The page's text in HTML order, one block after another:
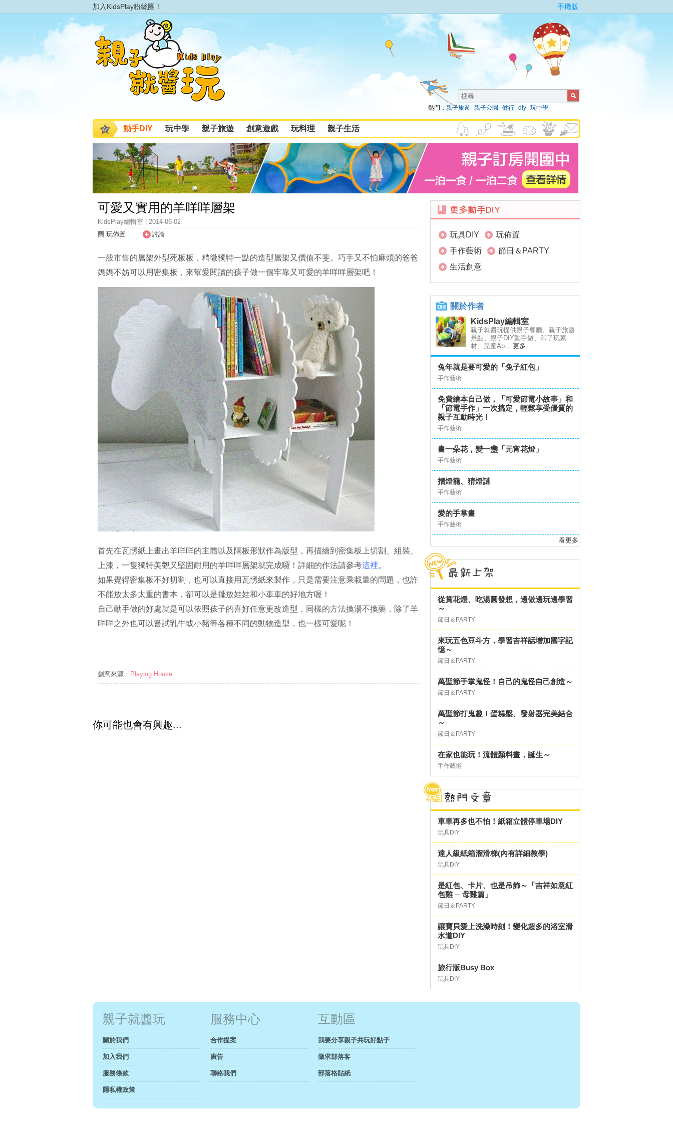
加入KidsPlay粉絲團！ 手機版
熱門： 親子旅遊 親子公園 健行 diy 玩中學
動手DIY 玩中學 親子旅遊 創意遊戲 玩料理 親子生活
可愛又實用的羊咩咩層架
KidsPlay編輯室 | 2014-06-02
玩佈置
討論
一般市售的層架外型死板板，稍微獨特一點的造型層架又價值不斐。巧手又不怕麻煩的爸爸
媽媽不妨可以用密集板，來幫愛閱讀的孩子做一個牢靠又可愛的羊咩咩層架吧！
首先在瓦愣紙上畫出羊咩咩的主體以及隔板形狀作為版型，再描繪到密集板上切割、組裝、
上漆，一隻獨特美觀又堅固耐用的羊咩咩層架就完成囉！詳細的作法請參考這裡。
如果覺得密集板不好切割，也可以直接用瓦愣紙來製作，只是需要注意乘載量的問題，也許
不能放太多太重的書本，卻可以是擺放娃娃和小車車的好地方喔！
自己動手做的好處就是可以依照孩子的喜好任意更改造型，同樣的方法換湯不換藥，除了羊
咩咩之外也可以嘗試乳牛或小豬等各種不同的動物造型，也一樣可愛呢！
創意來源： Playing House
你可能也會有興趣...
玩具DIY
玩佈置
手作藝術
節日＆PARTY
生活創意
關於作者
KidsPlay編輯室
親子就醬玩提供親子餐廳、親子旅遊
景點、親子DIY動手做、印了玩素
材、兒童Ap... 更多
兔年就是要可愛的「兔子紅包」
手作藝術
免費繪本自己做，「可愛節電小故事」和
「節電手作」一次搞定，輕鬆享受優質的
親子互動時光！
手作藝術
畫一朵花，變一盞「元宵花燈」
手作藝術
摺燈籠、猜燈謎
手作藝術
愛的手掌畫
手作藝術
看更多
從賞花燈、吃湯圓發想，邊做邊玩邊學習
～
節日＆PARTY
來玩五色豆斗方，學習吉祥話增加國字記
憶～
節日＆PARTY
萬聖節手掌鬼怪！自己的鬼怪自己創造～
節日＆PARTY
萬聖節打鬼趣！蛋糕盤、發射器完美結合
～
節日＆PARTY
在家也能玩！流體顏料畫，誕生～
手作藝術
車車再多也不怕！紙箱立體停車場DIY
玩具DIY
達人級紙箱溜滑梯(內有詳細教學)
玩具DIY
是紅包、卡片、也是吊飾～「吉祥如意紅
包雞 ─ 母雞篇」
節日＆PARTY
讓寶貝愛上洗澡時刻！變化超多的浴室滑
水道DIY
玩具DIY
旅行版Busy Box
玩具DIY
親子就醬玩
關於我們
加入我們
服務條款
隱私權政策
服務中心
合作提案
廣告
聯絡我們
互動區
我要分享親子共玩好點子
徵求部落客
部落格貼紙